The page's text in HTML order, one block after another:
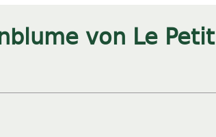
von Le Petit